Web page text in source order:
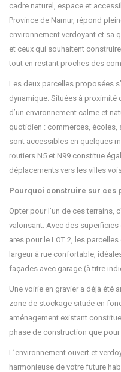
cadre naturel, espace et
Province de Namur, répond
environnement verdoyant et sa
et ceux qui souhaitent
tout en restant proches des
Les deux parcelles proposées
dynamique. Situées à
d’un environnement calme et
quotidien : commerces,
sont accessibles en quelques
routiers N5 et N99 constitue
déplacements vers les villes
Pourquoi construire sur ces
Opter pour l’un de ces terrains,
valorisant. Avec des superficies
ares pour le LOT 2, les
largeur à rue confortable,
façades avec garage (à titre
Une voirie en gravier a déjà été
zone de stockage située en
aménagement existant
phase de construction que pour
L’environnement ouvert et
harmonieuse de votre future